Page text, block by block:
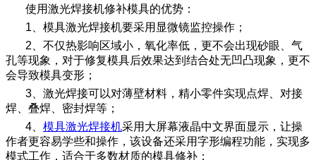
使用激光焊接机修补模具的优势：
1、模具激光焊接机要采用显微镜监控操作；
2、不仅热影响区域小，氧化率低，更不会出现砂眼、气
孔等现象，对于修复模具后效果达到结合处无凹凸现象，更不
会导致模具变形；
3、激光焊接可以对薄壁材料，精小零件实现点焊、对接
焊、叠焊、密封焊等；
4、 模具激光焊接机采用大屏幕液晶中文界面显示，让操
作者更容易学些和操作，该设备还采用字形编程功能，实现多
模式工作，适合于多数材质的模具修补；